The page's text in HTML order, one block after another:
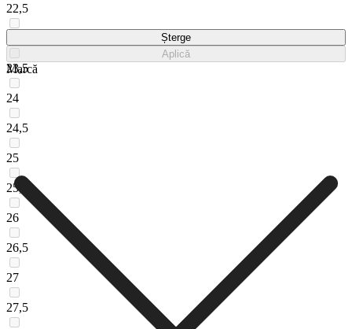
22,5
23,5
24
24,5
25
25,5
26
26,5
27
27,5
Șterge
Aplică
Marcă